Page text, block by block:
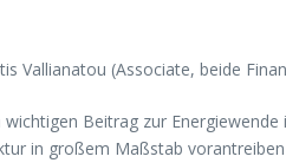
Vallianatou (Associate, beide
Beitrag zur
in großem Maßstab